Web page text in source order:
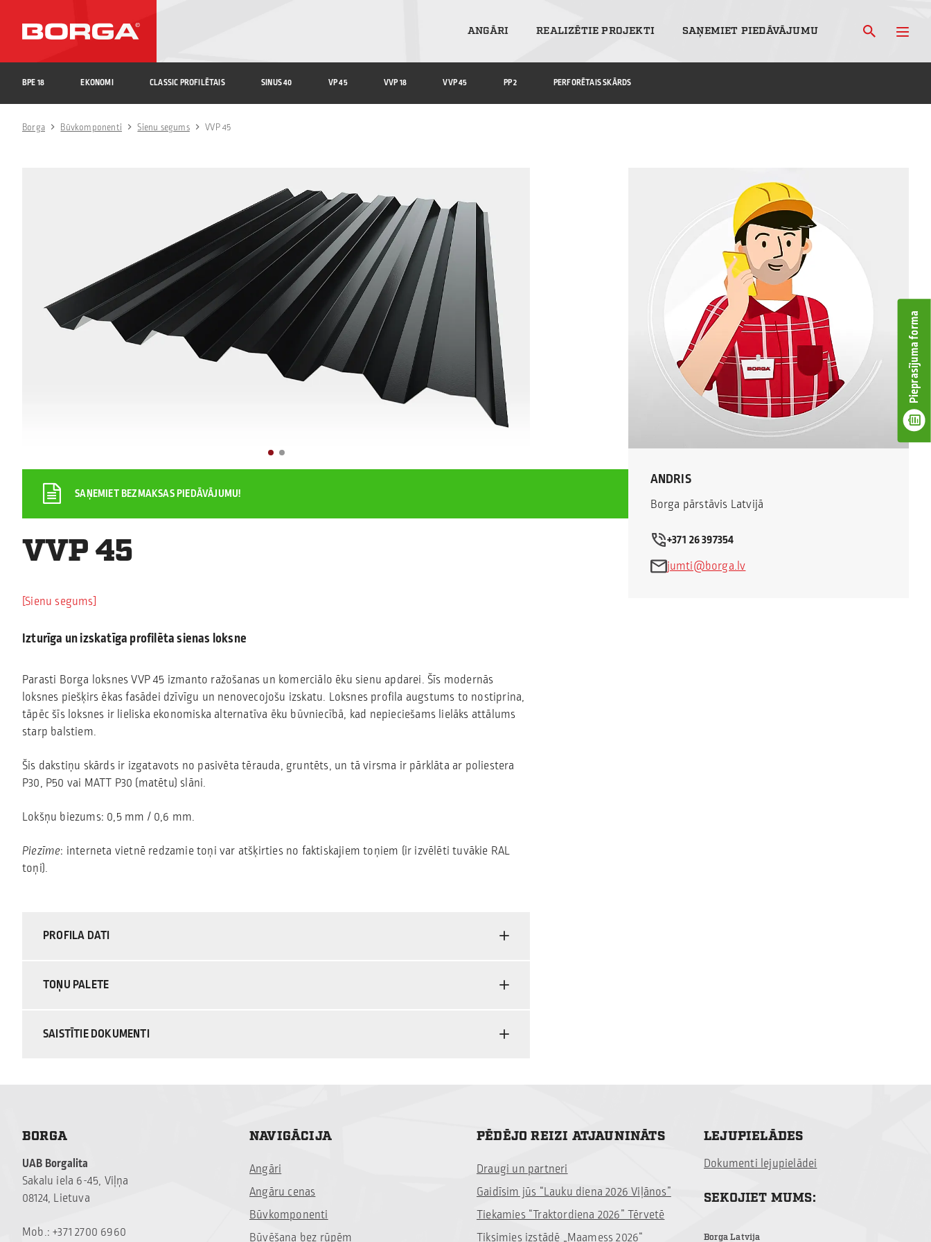
ANGĀRI REALIZĒTIE PROJEKTI SAŅEMIET PIEDĀVĀJUMU
Pieprasījuma forma
BPE 18 EKONOMI CLASSIC PROFILĒTAIS SINUS 40 VP 45 VVP 18 VVP 45 PP 2 PERFORĒTAIS SKĀRDS
Borga Būvkomponenti Sienu segums VVP 45
SAŅEMIET BEZMAKSAS PIEDĀVĀJUMU!
VVP 45
Sienu segums
Izturīga un izskatīga profilēta sienas loksne
Parasti Borga loksnes VVP 45 izmanto ražošanas un komerciālo ēku sienu apdarei. Šīs modernās
loksnes piešķirs ēkas fasādei dzīvīgu un nenovecojošu izskatu. Loksnes profila augstums to nostiprina,
tāpēc šīs loksnes ir lieliska ekonomiska alternatīva ēku būvniecībā, kad nepieciešams lielāks attālums
starp balstiem.
Šis dakstiņu skārds ir izgatavots no pasivēta tērauda, gruntēts, un tā virsma ir pārklāta ar poliestera
P30, P50 vai MATT P30 (matētu) slāni.
Lokšņu biezums: 0,5 mm / 0,6 mm.
Piezīme: interneta vietnē redzamie toņi var atšķirties no faktiskajiem toņiem (ir izvēlēti tuvākie RAL
toņi).
PROFILA DATI
TOŅU PALETE
SAISTĪTIE DOKUMENTI
ANDRIS
Borga pārstāvis Latvijā
+371 26 397354
jumti@borga.lv
BORGA
UAB Borgalita
Sakalu iela 6-45, Viļņa
08124, Lietuva
Mob.: +371 2700 6960
NAVIGĀCIJA
Angāri
Angāru cenas
Būvkomponenti
Būvēšana bez rūpēm
PĒDĒJO REIZI ATJAUNINĀTS
Draugi un partneri
Gaidīsim jūs “Lauku diena 2026 Viļānos”
Tiekamies “Traktordiena 2026” Tērvetē
Tiksimies izstādē „Maamess 2026“
LEJUPIELĀDES
Dokumenti lejupielādei
SEKOJIET MUMS:
Borga Latvija